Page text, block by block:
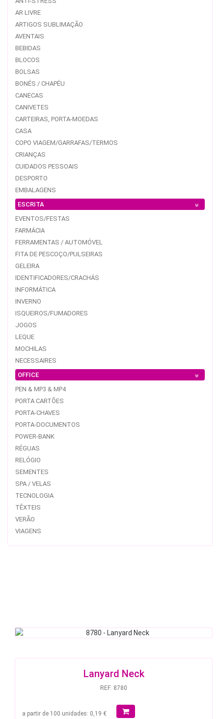
AR LIVRE
ARTIGOS SUBLIMAÇÃO
AVENTAIS
BEBIDAS
BLOCOS
BOLSAS
BONÉS / CHAPÉU
CANECAS
CANIVETES
CARTEIRAS, PORTA-MOEDAS
CASA
COPO VIAGEM/GARRAFAS/TERMOS
CRIANÇAS
CUIDADOS PESSOAIS
DESPORTO
EMBALAGENS
ESCRITA
EVENTOS/FESTAS
FARMÁCIA
FERRAMENTAS / AUTOMÓVEL
FITA DE PESCOÇO/PULSEIRAS
GELEIRA
IDENTIFICADORES/CRACHÁS
INFORMÁTICA
INVERNO
ISQUEIROS/FUMADORES
JOGOS
LEQUE
MOCHILAS
NECESSAIRES
OFFICE
PEN & MP3 & MP4
PORTA CARTÕES
PORTA-CHAVES
PORTA-DOCUMENTOS
POWER-BANK
RÉGUAS
RELÓGIO
SEMENTES
SPA / VELAS
TECNOLOGIA
TÊXTEIS
VERÃO
VIAGENS
Lanyard Neck
REF: 8780
a partir de 100 unidades: 0,19 €